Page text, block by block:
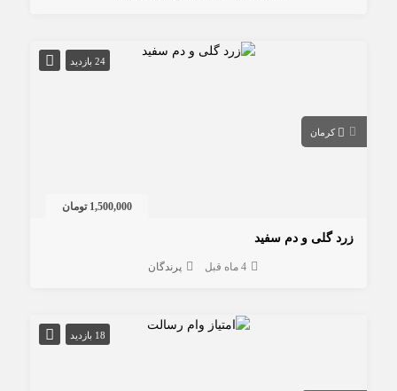
24 بازدید
کرمان
1,500,000 تومان
زرد گلی و دم سفید
4 ماه قبل پرندگان
18 بازدید